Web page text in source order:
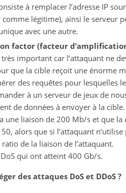
à remplacer l’adresse IP
comme légitime), ainsi le serveur
avec une autre.
factor (facteur
très important car l’attaquant ne
que la cible reçoit une énorme
des requêtes pour lesquelles
à un serveur de jeux de
de données à envoyer à la cible.
une liaison de 200 Mb/s et que
alors que si l’attaquant
ratio de la liaison de l’attaquant.
qui ont atteint 400 Gb/s.
des attaques DoS et DDoS ?